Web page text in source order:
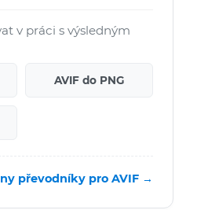
v práci s výsledným
AVIF do PNG
převodníky pro AVIF →